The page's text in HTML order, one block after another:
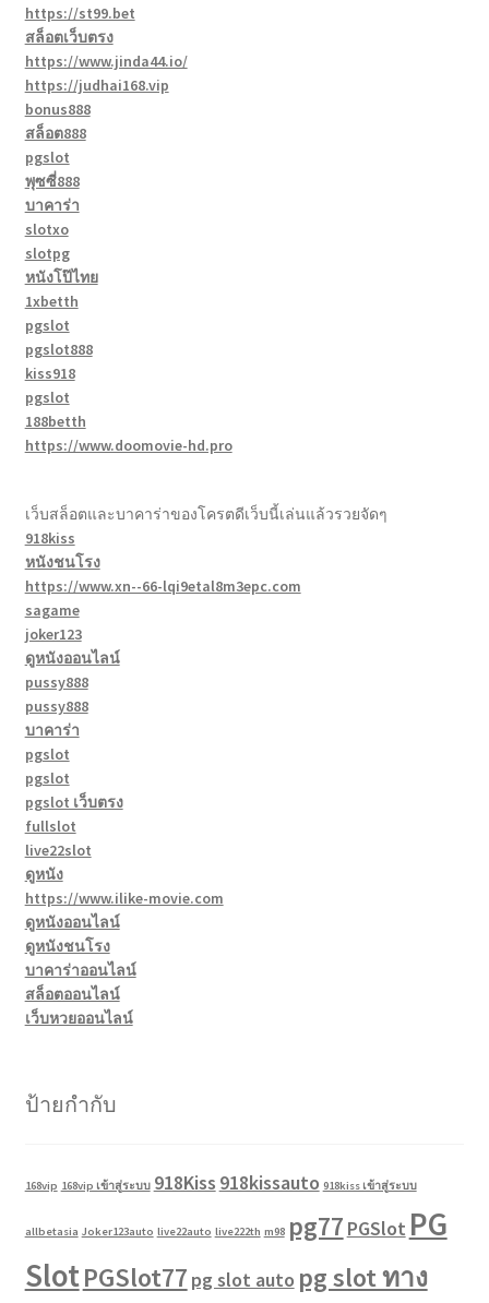
https://st99.bet
สล็อตเว็บตรง
https://www.jinda44.io/
https://judhai168.vip
bonus888
สล็อต888
pgslot
พุซซี่888
บาคาร่า
slotxo
slotpg
หนังโป๊ไทย
1xbetth
pgslot
pgslot888
kiss918
pgslot
188betth
https://www.doomovie-hd.pro
เว็บสล็อตและบาคาร่าของโครตดีเว็บนี้เล่นแล้วรวยจัดๆ
918kiss
หนังชนโรง
https://www.xn--66-lqi9etal8m3epc.com
sagame
joker123
ดูหนังออนไลน์
pussy888
pussy888
บาคาร่า
pgslot
pgslot
pgslot เว็บตรง
fullslot
live22slot
ดูหนัง
https://www.ilike-movie.com
ดูหนังออนไลน์
ดูหนังชนโรง
บาคาร่าออนไลน์
สล็อตออนไลน์
เว็บหวยออนไลน์
ป้ายกำกับ
168vip 168vip เข้าสู่ระบบ 918Kiss 918kissauto 918kiss เข้าสู่ระบบ
allbetasia Joker123auto live22auto live222th m98 pg77 PGSlot PG
SlotPGSlot77 pg slot auto pg slot ทาง